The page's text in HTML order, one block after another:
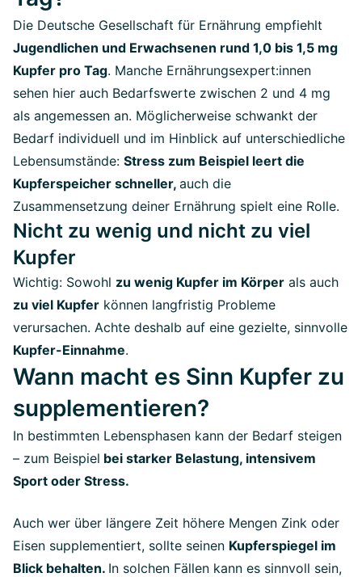
Die Deutsche Gesellschaft für Ernährung empfiehlt
Jugendlichen und Erwachsenen rund 1,0 bis 1,5 mg
Kupfer pro Tag. Manche Ernährungsexpert:innen
sehen hier auch Bedarfswerte zwischen 2 und 4 mg
als angemessen an. Möglicherweise schwankt der
Bedarf individuell und im Hinblick auf unterschiedliche
Lebensumstände: Stress zum Beispiel leert die
Kupferspeicher schneller, auch die
Zusammensetzung deiner Ernährung spielt eine Rolle.
Nicht zu wenig und nicht zu viel
Kupfer
Wichtig: Sowohl zu wenig Kupfer im Körper als auch
zu viel Kupfer können langfristig Probleme
verursachen. Achte deshalb auf eine gezielte, sinnvolle
Kupfer-Einnahme.
Wann macht es Sinn Kupfer zu
supplementieren?
In bestimmten Lebensphasen kann der Bedarf steigen
– zum Beispiel bei starker Belastung, intensivem
Sport oder Stress.
Auch wer über längere Zeit höhere Mengen Zink oder
Eisen supplementiert, sollte seinen Kupferspiegel im
Blick behalten. In solchen Fällen kann es sinnvoll sein,